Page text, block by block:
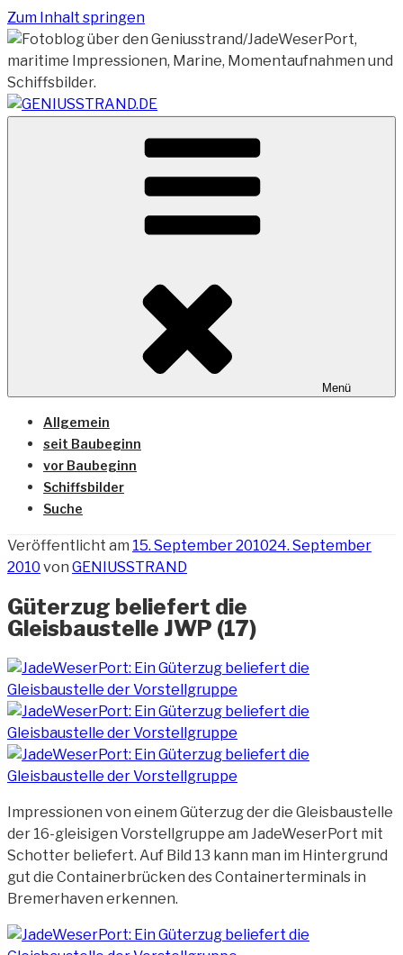
Zum Inhalt springen
GENIUSSTRAND.DE
Vom Geniusstrand zum JadeWeserPort/Container
Terminal Wilhelmshaven
Menü
Allgemein
seit Baubeginn
vor Baubeginn
Schiffsbilder
Suche
Veröffentlicht am 15. September 201024. September
2010 von GENIUSSTRAND
Güterzug beliefert die
Gleisbaustelle JWP (17)
Impressionen von einem Güterzug der die Gleisbaustelle
der 16-gleisigen Vorstellgruppe am JadeWeserPort mit
Schotter beliefert. Auf Bild 13 kann man im Hintergrund
gut die Containerbrücken des Containerterminals in
Bremerhaven erkennen.